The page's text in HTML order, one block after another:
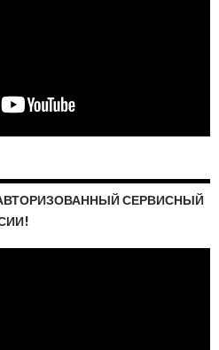
СЕРВИСНЫЙ